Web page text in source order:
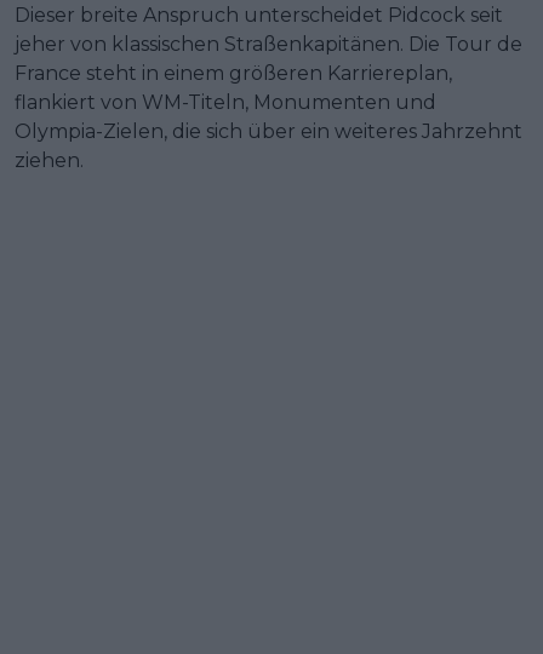
Dieser breite Anspruch unterscheidet Pidcock seit
jeher von klassischen Straßenkapitänen. Die Tour de
France steht in einem größeren Karriereplan,
flankiert von WM-Titeln, Monumenten und
Olympia-Zielen, die sich über ein weiteres Jahrzehnt
ziehen.